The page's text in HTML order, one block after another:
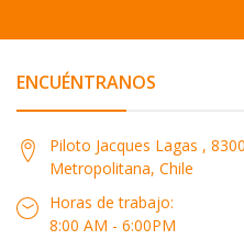
ENCUÉNTRANOS
Piloto Jacques Lagas ,
Metropolitana, Chile
Horas de trabajo:
8:00 AM - 6:00PM